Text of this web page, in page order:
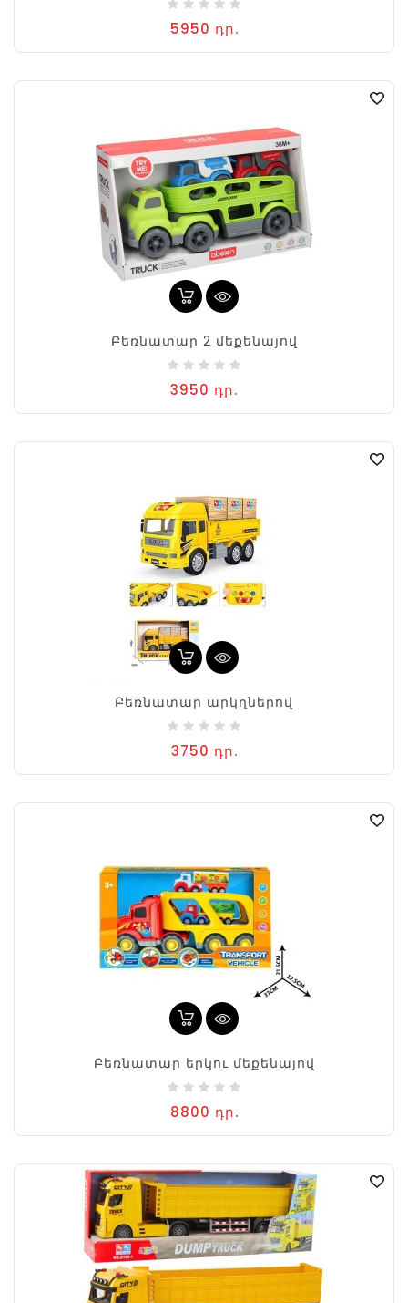
5950 դր.
Բեռնատար 2 մեքենայով
3950 դր.
Բեռնատար արկղներով
3750 դր.
Բեռնատար երկու մեքենայով
8800 դր.